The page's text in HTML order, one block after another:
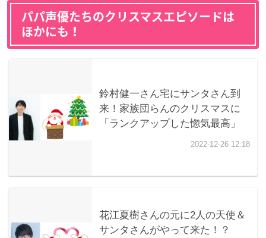
パパ声優たちのクリスマスエピソードは
ほかにも！